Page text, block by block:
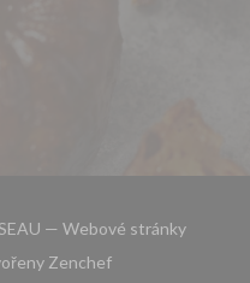
— Webové stránky
Zenchef((otevře se v